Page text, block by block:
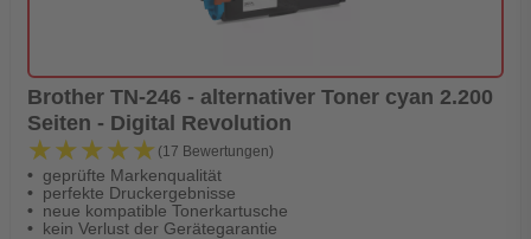
Brother TN-246 - alternativer Toner cyan 2.200
Seiten - Digital Revolution
★★★★★
★★★★★ (17 Bewertungen)
geprüfte Markenqualität
perfekte Druckergebnisse
neue kompatible Tonerkartusche
kein Verlust der Gerätegarantie